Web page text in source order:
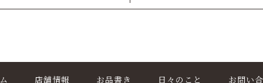
店舗情報 お品書き 日々のこと お問い